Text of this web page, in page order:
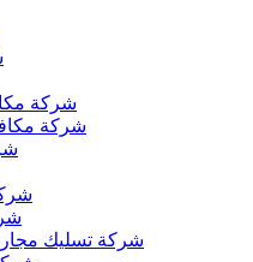
شركة
شركة مكافحة
شركة
شركة تسليك مجارى